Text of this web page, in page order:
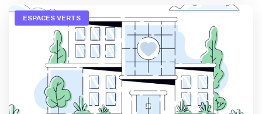
ESPACES VERTS